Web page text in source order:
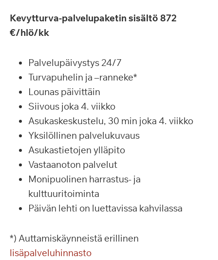
Kevytturva-palvelupaketin sisältö 872
€/hlö/kk
Palvelupäivystys 24/7
Turvapuhelin ja –ranneke*
Lounas päivittäin
Siivous joka 4. viikko
Asukaskeskustelu, 30 min joka 4. viikko
Yksilöllinen palvelukuvaus
Asukastietojen ylläpito
Vastaanoton palvelut
Monipuolinen harrastus- ja
kulttuuritoiminta
Päivän lehti on luettavissa kahvilassa
*) Auttamiskäynneistä erillinen
lisäpalveluhinnasto